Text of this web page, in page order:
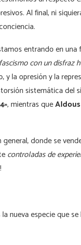
Al final, ni
entrando en
fascismo con un disfraz
la opresión y la
sistemática del
, mientras que
donde se
controladas de
nueva especie que